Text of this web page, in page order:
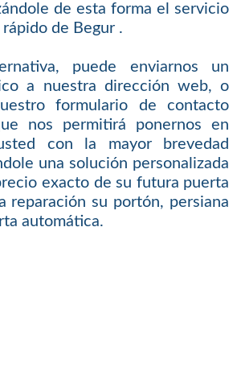
de esta forma el servicio
de Begur .
puede enviarnos un
a nuestra dirección web, o
formulario de contacto
nos permitirá ponernos en
con la mayor brevedad
una solución personalizada
exacto de su futura puerta
reparación su portón, persiana
automática.